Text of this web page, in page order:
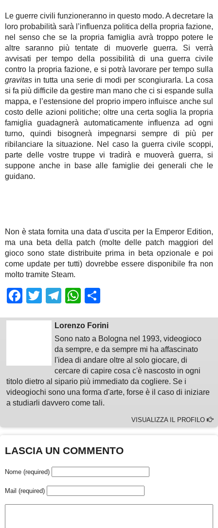
Le guerre civili funzioneranno in questo modo. A decretare la
loro probabilità sarà l’influenza politica della propria fazione,
nel senso che se la propria famiglia avrà troppo potere le
altre saranno più tentate di muoverle guerra. Si verrà
avvisati per tempo della possibilità di una guerra civile
contro la propria fazione, e si potrà lavorare per tempo sulla
gravitas in tutta una serie di modi per scongiurarla. La cosa
si fa più difficile da gestire man mano che ci si espande sulla
mappa, e l’estensione del proprio impero influisce anche sul
costo delle azioni politiche; oltre una certa soglia la propria
famiglia guadagnerà automaticamente influenza ad ogni
turno, quindi bisognerà impegnarsi sempre di più per
ribilanciare la situazione. Nel caso la guerra civile scoppi,
parte delle vostre truppe vi tradirà e muoverà guerra, si
suppone anche in base alle famiglie dei generali che le
guidano.
Non è stata fornita una data d’uscita per la Emperor Edition,
ma una beta della patch (molte delle patch maggiori del
gioco sono state distribuite prima in beta opzionale e poi
come update per tutti) dovrebbe essere disponibile fra non
molto tramite Steam.
Facebook
TwitterTelegram
WhatsApp
Lorenzo Forini
Sono nato a Bologna nel 1993, videogioco
da sempre, e da sempre mi ha affascinato
l'idea di andare oltre al solo giocare, di
cercare di capire cosa c'è nascosto in ogni
titolo dietro al sipario più immediato da cogliere. Se i
videogiochi sono una forma d'arte, forse è il caso di iniziare
a studiarli davvero come tali.
VISUALIZZA IL PROFILO
LASCIA UN COMMENTO
Nome (required)
Mail (required)